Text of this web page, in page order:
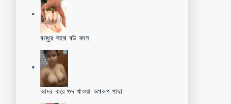
বন্ধুর সাথে বউ বদল
আদর করে গুদ খাওয়া অপরূপ পাছা